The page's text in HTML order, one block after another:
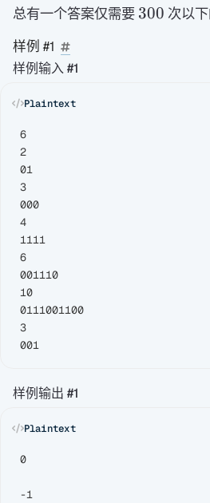
总有一个答案仅需要 300
300 次以
样例 #1
样例输入 #1
6
2
01
3
000
4
1111
6
001110
10
0111001100
3
样例输出 #1
0
-1